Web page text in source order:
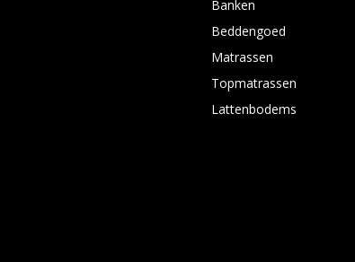
Banken
Beddengoed
Matrassen
Topmatrassen
Lattenbodems